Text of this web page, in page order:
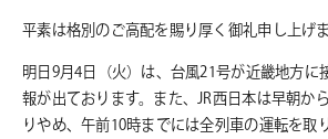
平素は格別のご高配を賜り厚く御礼申し上げま
明日9月4日（火）は、台風21号が近畿地方に
報が出ております。また、JR西日本は早朝か
りやめ、午前10時までには全列車の運転を取